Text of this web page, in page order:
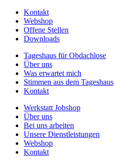
Kontakt
Webshop
Offene Stellen
Downloads
Tageshaus für Obdachlose
Über uns
Was erwartet mich
Stimmen aus dem Tageshaus
Kontakt
Werkstatt Jobshop
Über uns
Bei uns arbeiten
Unsere Dienstleistungen
Webshop
Kontakt